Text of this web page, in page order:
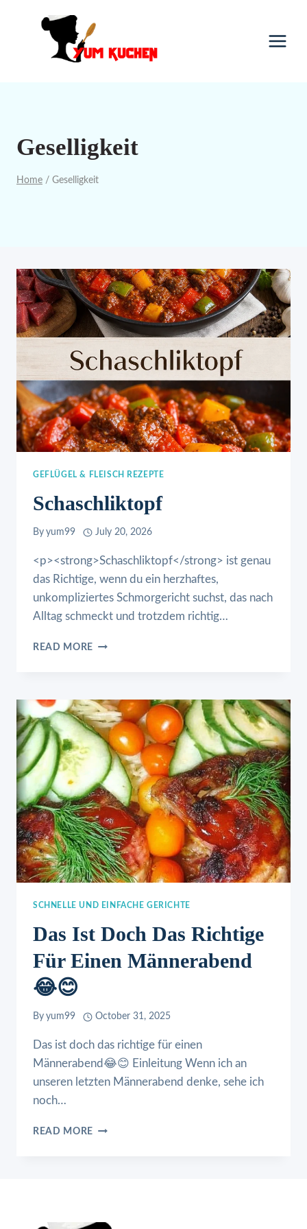
Geselligkeit
Home / Geselligkeit
GEFLÜGEL & FLEISCH REZEPTE
Schaschliktopf
By yum99 July 20, 2026
<p><strong>Schaschliktopf</strong> ist genau
das Richtige, wenn du ein herzhaftes,
unkompliziertes Schmorgericht suchst, das nach
Alltag schmeckt und trotzdem richtig…
READ MORE SCHASCHLIKTOPF
SCHNELLE UND EINFACHE GERICHTE
Das Ist Doch Das Richtige
Für Einen Männerabend
😂😊
By yum99 October 31, 2025
Das ist doch das richtige für einen
Männerabend😂😊 Einleitung Wenn ich an
unseren letzten Männerabend denke, sehe ich
noch…
READ MORE DAS